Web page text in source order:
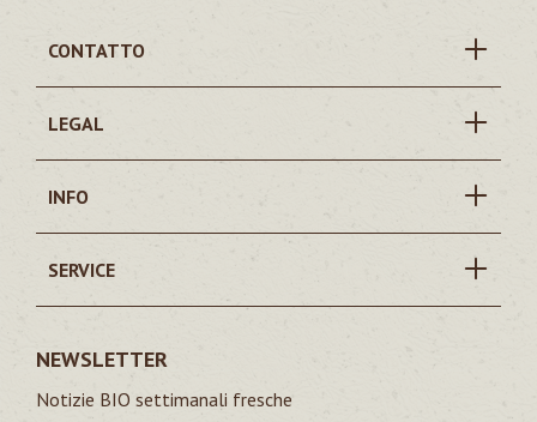
CONTATTO
LEGAL
INFO
SERVICE
NEWSLETTER
Notizie BIO settimanali fresche